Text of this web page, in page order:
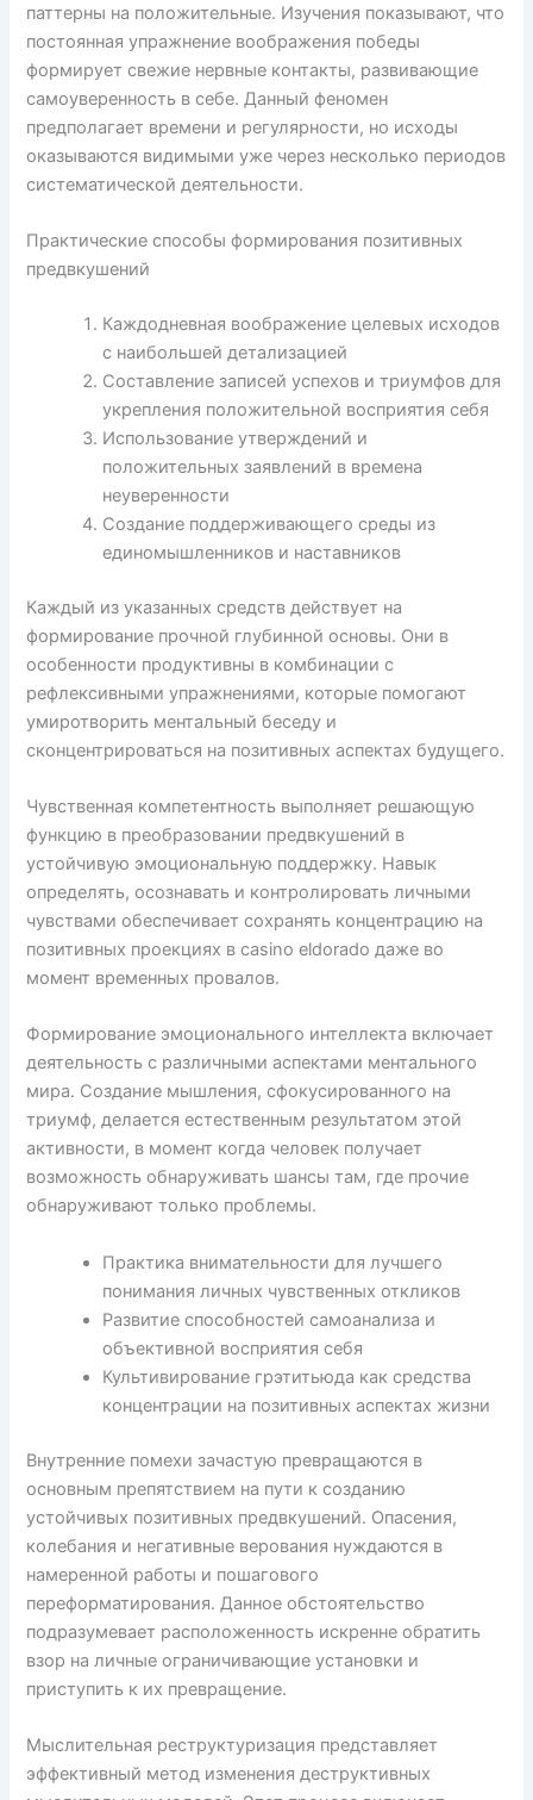
паттерны на положительные. Изучения показывают, что
постоянная упражнение воображения победы
формирует свежие нервные контакты, развивающие
самоуверенность в себе. Данный феномен
предполагает времени и регулярности, но исходы
оказываются видимыми уже через несколько периодов
систематической деятельности.
Практические способы формирования позитивных
предвкушений
Каждодневная воображение целевых исходов
с наибольшей детализацией
Составление записей успехов и триумфов для
укрепления положительной восприятия себя
Использование утверждений и
положительных заявлений в времена
неуверенности
Создание поддерживающего среды из
единомышленников и наставников
Каждый из указанных средств действует на
формирование прочной глубинной основы. Они в
особенности продуктивны в комбинации с
рефлексивными упражнениями, которые помогают
умиротворить ментальный беседу и
сконцентрироваться на позитивных аспектах будущего.
Чувственная компетентность выполняет решающую
функцию в преобразовании предвкушений в
устойчивую эмоциональную поддержку. Навык
определять, осознавать и контролировать личными
чувствами обеспечивает сохранять концентрацию на
позитивных проекциях в casino eldorado даже во
момент временных провалов.
Формирование эмоционального интеллекта включает
деятельность с различными аспектами ментального
мира. Создание мышления, сфокусированного на
триумф, делается естественным результатом этой
активности, в момент когда человек получает
возможность обнаруживать шансы там, где прочие
обнаруживают только проблемы.
Практика внимательности для лучшего
понимания личных чувственных откликов
Развитие способностей самоанализа и
объективной восприятия себя
Культивирование грэтитьюда как средства
концентрации на позитивных аспектах жизни
Внутренние помехи зачастую превращаются в
основным препятствием на пути к созданию
устойчивых позитивных предвкушений. Опасения,
колебания и негативные верования нуждаются в
намеренной работы и пошагового
переформатирования. Данное обстоятельство
подразумевает расположенность искренне обратить
взор на личные ограничивающие установки и
приступить к их превращение.
Мыслительная реструктуризация представляет
эффективный метод изменения деструктивных